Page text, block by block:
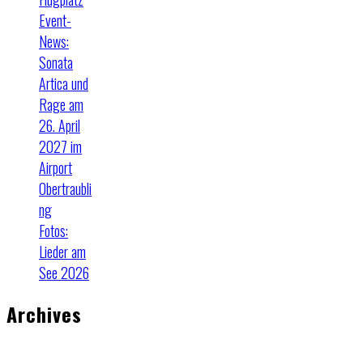
Event-
News:
Sonata
Artica und
Rage am
26. April
2027 im
Airport
Obertraubli
ng
Fotos:
Lieder am
See 2026
Archives